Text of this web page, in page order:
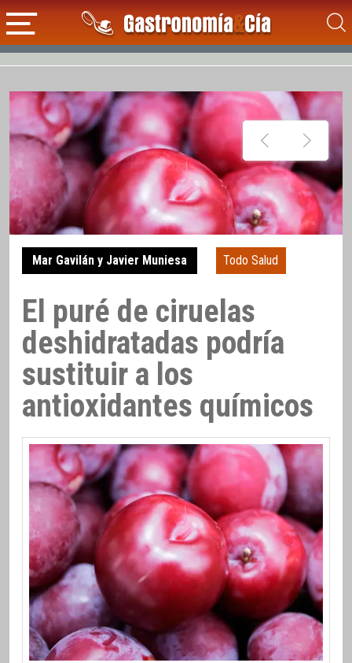
Mar Gavilán y Javier Muniesa Todo Salud
El puré de ciruelas
deshidratadas podría
sustituir a los
antioxidantes químicos